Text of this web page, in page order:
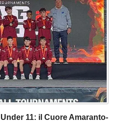
11: il Cuore Amaranto-